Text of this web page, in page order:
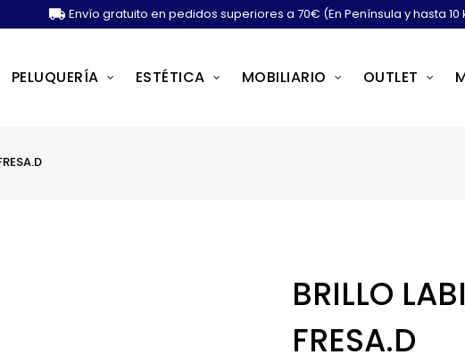
Envío gratuito en pedidos superiores a 70€ (En Península y hasta 10
PELUQUERÍA ESTÉTICA MOBILIARIO OUTLET
BRILLO
FRESA.D